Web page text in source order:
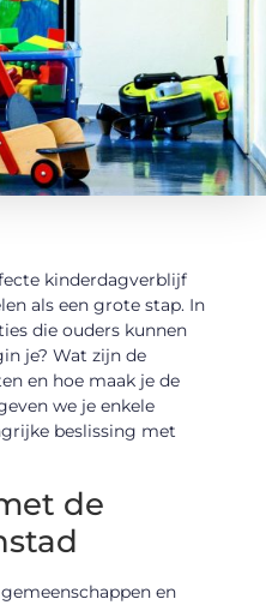
kinderdagverblijf
als een grote stap. In
die ouders kunnen
je? Wat zijn de
en hoe maak je de
we je enkele
beslissing met
de
en